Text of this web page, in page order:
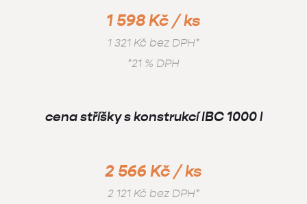
1 598 Kč / ks
1 321 Kč bez DPH*
*21 % DPH
cena stříšky s konstrukcí IBC 1000 l
2 566 Kč / ks
2 121 Kč bez DPH*